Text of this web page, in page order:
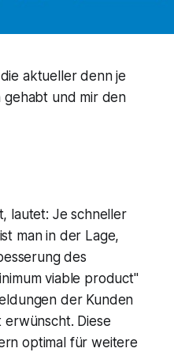
aktueller denn je
gehabt und mir den
lautet: Je schneller
man in der Lage,
des
viable product"
der Kunden
Diese
optimal für weitere